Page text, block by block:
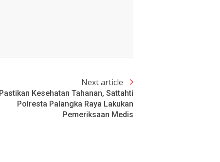
Next article
Pastikan Kesehatan Tahanan, Sattahti
Polresta Palangka Raya Lakukan
Pemeriksaan Medis